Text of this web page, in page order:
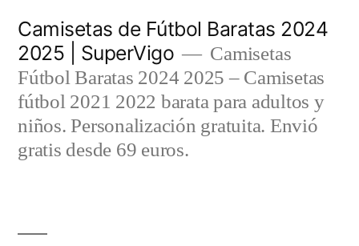
contenido
Camisetas de Fútbol Baratas 2024
2025 | SuperVigo
Camisetas
Fútbol Baratas 2024 2025 – Camisetas
fútbol 2021 2022 barata para adultos y
niños. Personalización gratuita. Envió
gratis desde 69 euros.